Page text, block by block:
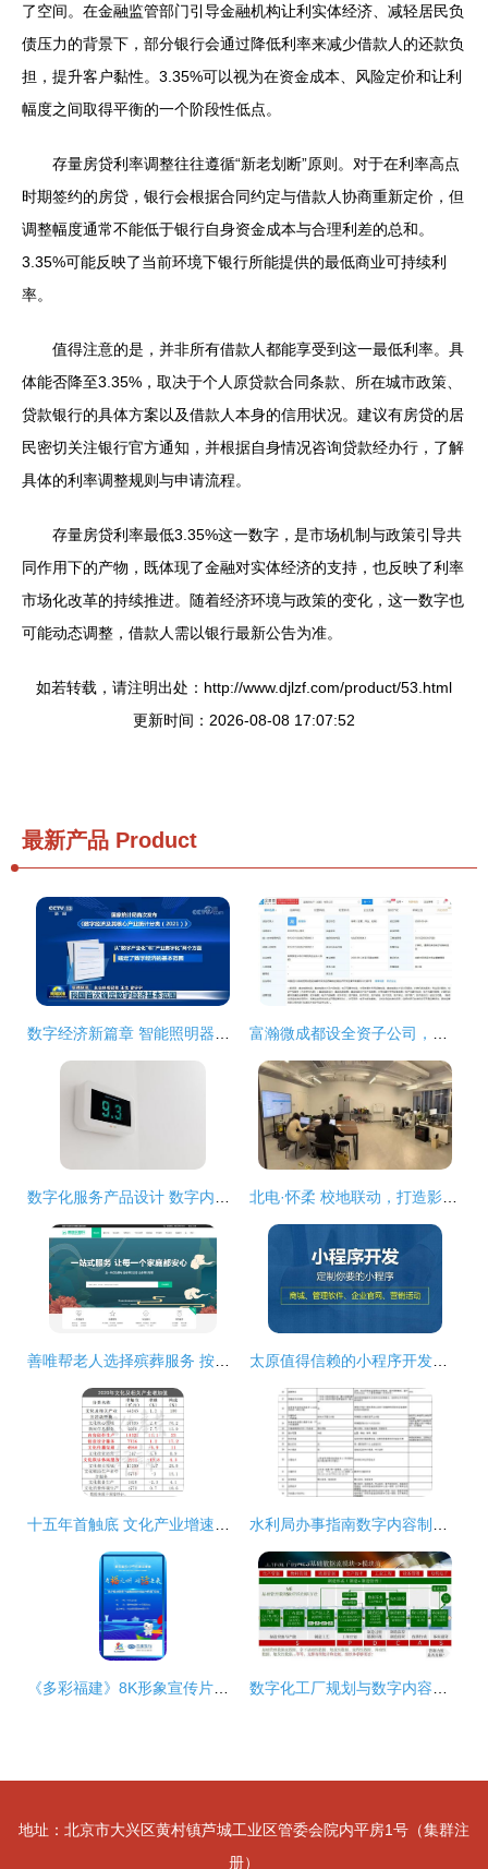
了空间。在金融监管部门引导金融机构让利实体经济、减轻居民负
债压力的背景下，部分银行会通过降低利率来减少借款人的还款负
担，提升客户黏性。3.35%可以视为在资金成本、风险定价和让利
幅度之间取得平衡的一个阶段性低点。
存量房贷利率调整往往遵循“新老划断”原则。对于在利率高点
时期签约的房贷，银行会根据合同约定与借款人协商重新定价，但
调整幅度通常不能低于银行自身资金成本与合理利差的总和。
3.35%可能反映了当前环境下银行所能提供的最低商业可持续利
率。
值得注意的是，并非所有借款人都能享受到这一最低利率。具
体能否降至3.35%，取决于个人原贷款合同条款、所在城市政策、
贷款银行的具体方案以及借款人本身的信用状况。建议有房贷的居
民密切关注银行官方通知，并根据自身情况咨询贷款经办行，了解
具体的利率调整规则与申请流程。
存量房贷利率最低3.35%这一数字，是市场机制与政策引导共
同作用下的产物，既体现了金融对实体经济的支持，也反映了利率
市场化改革的持续推进。随着经济环境与政策的变化，这一数字也
可能动态调整，借款人需以银行最新公告为准。
如若转载，请注明出处：http://www.djlzf.com/product/53.html
更新时间：2026-08-08 17:07:52
最新产品 Product
地址：北京市大兴区黄村镇芦城工业区管委会院内平房1号（集群注
册）